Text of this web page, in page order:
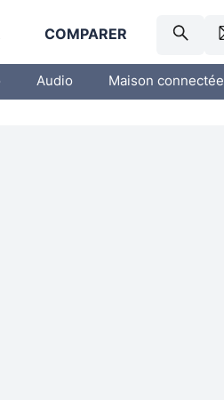
COMPARER
Audio Maison connectée